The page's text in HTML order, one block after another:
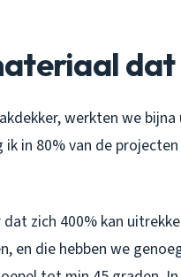
werkten we
in 80% van de
dat zich 400% kan
en die hebben we